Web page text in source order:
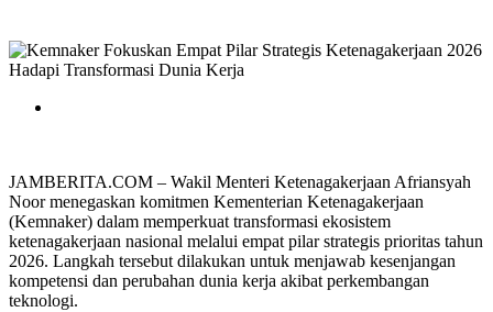
JAMBERITA.COM – Wakil Menteri Ketenagakerjaan Afriansyah
Noor menegaskan komitmen Kementerian Ketenagakerjaan
(Kemnaker) dalam memperkuat transformasi ekosistem
ketenagakerjaan nasional melalui empat pilar strategis prioritas tahun
2026. Langkah tersebut dilakukan untuk menjawab kesenjangan
kompetensi dan perubahan dunia kerja akibat perkembangan
teknologi.